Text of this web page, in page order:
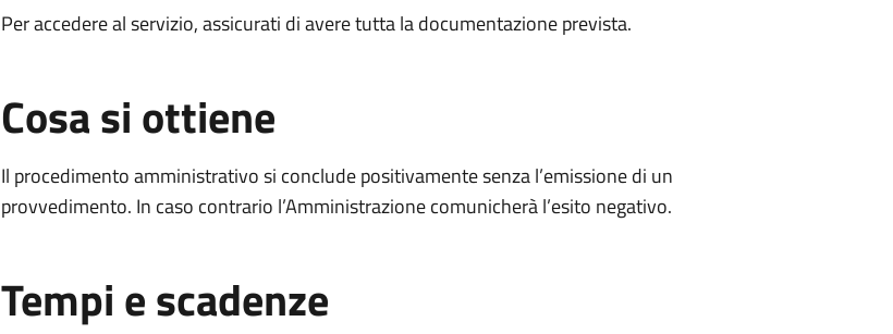
Per accedere al servizio, assicurati di avere tutta la documentazione prevista.
Cosa si ottiene
Il procedimento amministrativo si conclude positivamente senza l’emissione di un
provvedimento. In caso contrario l’Amministrazione comunicherà l’esito negativo.
Tempi e scadenze